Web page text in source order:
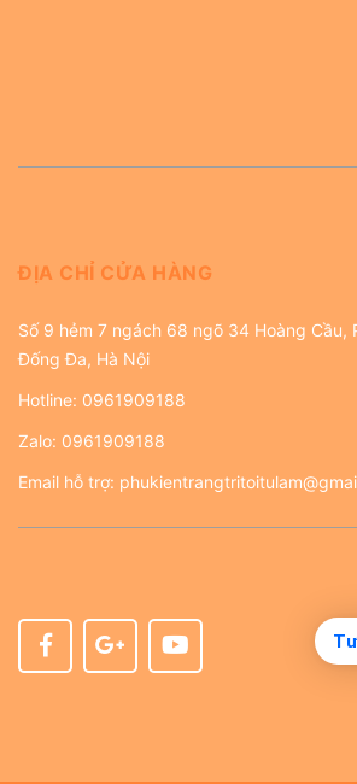
ĐỊA CHỈ CỬA HÀNG
Số 9 hẻm 7 ngách 68 ngõ 34 Hoàng Cầu,
Đống Đa, Hà Nội
Hotline: 0961909188
Zalo: 0961909188
Email hỗ trợ: